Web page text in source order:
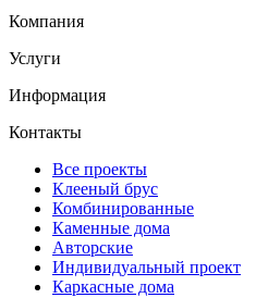
Компания
Услуги
Информация
Контакты
Все проекты
Клееный брус
Комбинированные
Каменные дома
Авторские
Индивидуальный проект
Каркасные дома